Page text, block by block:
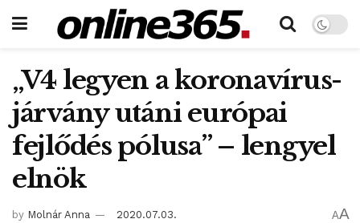
„V4 legyen a koronavírus-
járvány utáni európai
fejlődés pólusa” – lengyel
elnök
by Molnár Anna 2020.07.03. AA